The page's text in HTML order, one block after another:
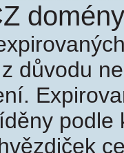
důvodu
podle